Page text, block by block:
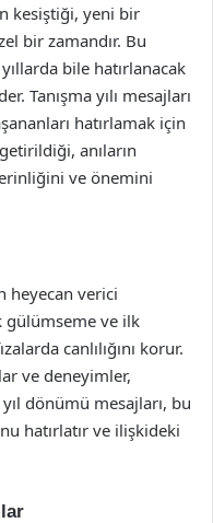
kesiştiği, yeni bir
bir zamandır. Bu
bile hatırlanacak
Tanışma yılı mesajları
hatırlamak için
anıların
ve önemini
heyecan verici
gülümseme ve ilk
canlılığını korur.
ve deneyimler,
dönümü mesajları, bu
hatırlatır ve ilişkideki